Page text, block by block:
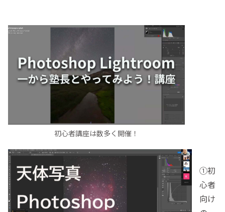
初心者講座は数多く開催！
①初
心者
向け